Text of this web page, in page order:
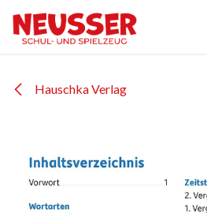
Hauschka Verlag